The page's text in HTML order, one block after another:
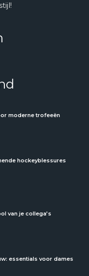
moderne trofeeën
hockeyblessures
van je collega’s
essentials voor dames